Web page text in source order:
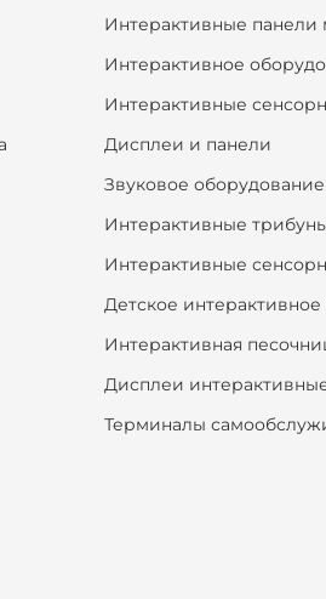
Интерактивные панели
Интерактивное
Интерактивные
Дисплеи и панели
Звуковое оборудование
Интерактивные
Интерактивные
Детское
Интерактивная
Дисплеи
Терминалы